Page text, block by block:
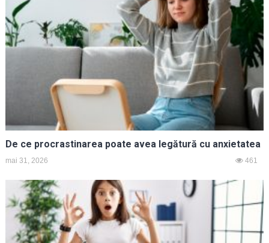
De ce procrastinarea poate avea legătură cu anxietatea
mai 31, 2026 461